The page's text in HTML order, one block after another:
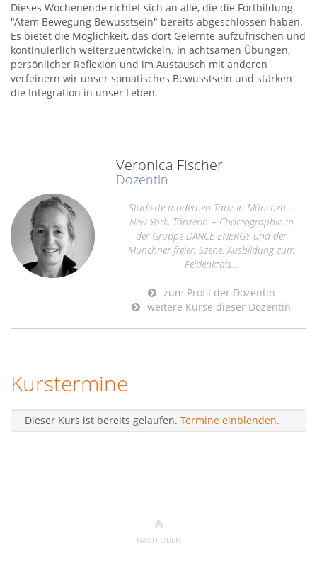
Dieses Wochenende richtet sich an alle, die die Fortbildung
"Atem Bewegung Bewusstsein" bereits abgeschlossen haben.
Es bietet die Möglichkeit, das dort Gelernte aufzufrischen und
kontinuierlich weiterzuentwickeln. In achtsamen Übungen,
persönlicher Reflexion und im Austausch mit anderen
verfeinern wir unser somatisches Bewusstsein und stärken
die Integration in unser Leben.
Veronica Fischer
Dozentin
Studierte modernen Tanz in München +
New York, Tänzerin + Choreographin in
der Gruppe DANCE ENERGY und der
Münchner freien Szene. Ausbildung zum
Feldenkrais...
zum Profil der Dozentin
weitere Kurse dieser Dozentin
Kurstermine
Dieser Kurs ist bereits gelaufen. Termine einblenden.
NACH OBEN